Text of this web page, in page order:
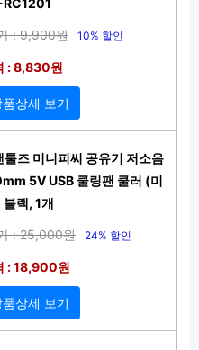
: 9,900원 10% 할인
: 8,830원
상세 보기
툴즈 미니피씨 공유기 저소음
5V USB 쿨링팬 쿨러 (미
블랙, 1개
: 25,000원 24% 할인
: 18,900원
상세 보기